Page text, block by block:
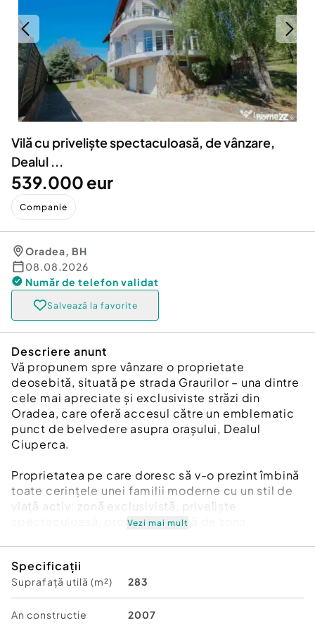
Servicii
Animale de companie
Afaceri și echipamente profesionale
Inchiriere Bunuri si Vehicule
Utilaje agricole si industriale
Piese auto si accesorii
Dacia Duster
Vilă cu priveliște spectaculoasă, de vânzare,
Dealul ...
539.000 eur
Companie
Oradea, BH
08.08.2026
Număr de telefon validat
Salvează la favorite
Descriere anunt
Vă propunem spre vânzare o proprietate
deosebită, situată pe strada Graurilor – una dintre
cele mai apreciate și exclusiviste străzi din
Oradea, care oferă accesul către un emblematic
punct de belvedere asupra orașului, Dealul
Ciuperca.
Proprietatea pe care doresc să v-o prezint îmbină
toate cerințele unei familii moderne cu un stil de
viață activ: zonă exclusivistă, priveliște
spectaculoasă, proximitate față de zona
Pe un teren cu suprafața de 1000 mp, terasat și
amenajat, regăsim o vilă construită cu multă
responsabilitate și preocupare pentru
Vezi mai mult
Specificații
Suprafață utilă (m²) 283
An constructie 2007